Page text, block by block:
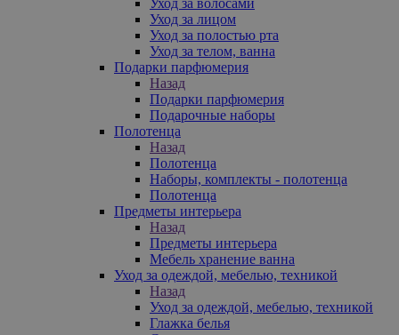
Уход за лицом
Уход за полостью рта
Уход за телом, ванна
Подарки парфюмерия
Назад
Подарки парфюмерия
Подарочные наборы
Полотенца
Назад
Полотенца
Наборы, комплекты - полотенца
Полотенца
Предметы интерьера
Назад
Предметы интерьера
Мебель хранение ванна
Уход за одеждой, мебелью, техникой
Назад
Уход за одеждой, мебелью, техникой
Глажка белья